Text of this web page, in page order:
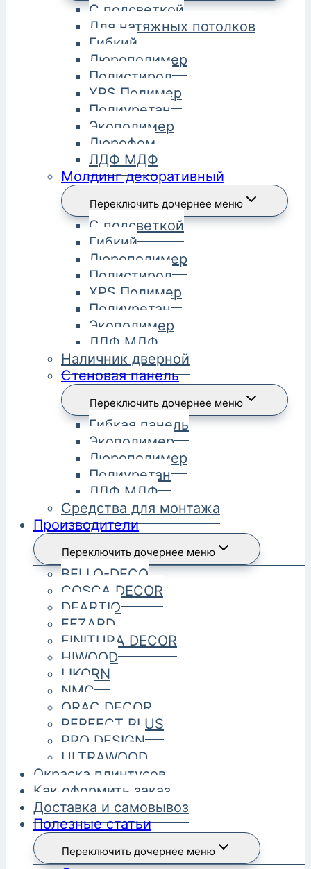
С подсветкой
Для натяжных потолков
Гибкий
Дюрополимер
Полистирол
XPS Полимер
Полиуретан
Экополимер
Дюрофом
ЛДФ МДФ
Молдинг декоративный
Переключить дочернее меню
С подсветкой
Гибкий
Дюрополимер
Полистирол
XPS Полимер
Полиуретан
Экополимер
ЛДФ МДФ
Наличник дверной
Стеновая панель
Переключить дочернее меню
Гибкая панель
Экополимер
Дюрополимер
Полиуретан
ЛДФ МДФ
Средства для монтажа
Производители
Переключить дочернее меню
BELLO-DECO
COSCA DECOR
DEARTIO
FEZARD
FINITURA DECOR
HIWOOD
LIKORN
NMC
ORAC DECOR
PERFECT PLUS
PRO DESIGN
ULTRAWOOD
Окраска плинтусов
Как оформить заказ
Доставка и самовывоз
Полезные статьи
Переключить дочернее меню